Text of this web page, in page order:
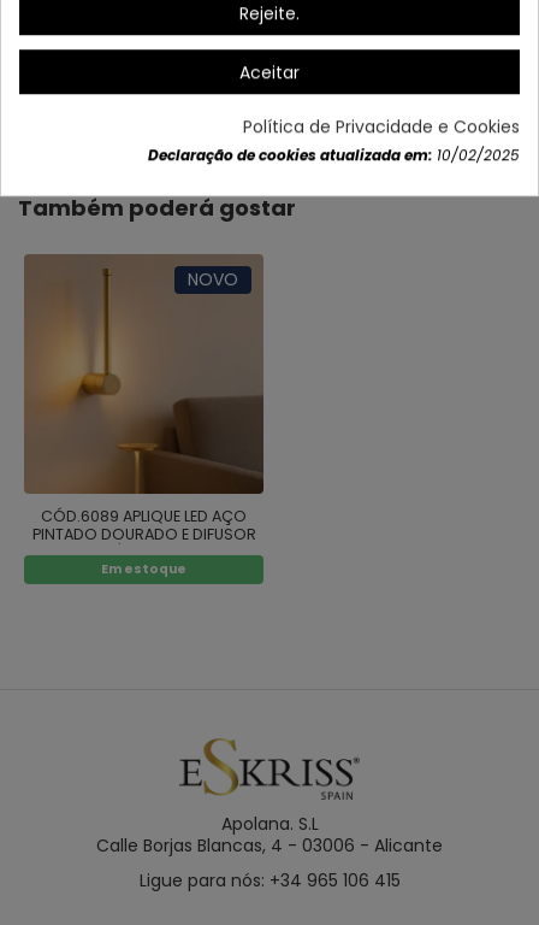
Dados do produto
Também poderá gostar
NOVO
CÓD.6089 APLIQUE LED AÇO
PINTADO DOURADO E DIFUSOR
ACRÍLICO 40CM
Em estoque
Apolana. S.L
Calle Borjas Blancas, 4 - 03006 - Alicante
Ligue para nós: +34 965 106 415
Rejeite.
Aceitar
Política de Privacidade e Cookies
Declaração de cookies atualizada em: 10/02/2025